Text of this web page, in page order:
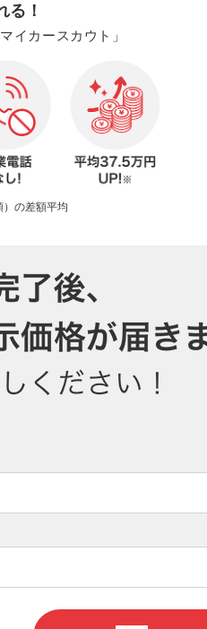
る！
イカースカウト」
の差額平均